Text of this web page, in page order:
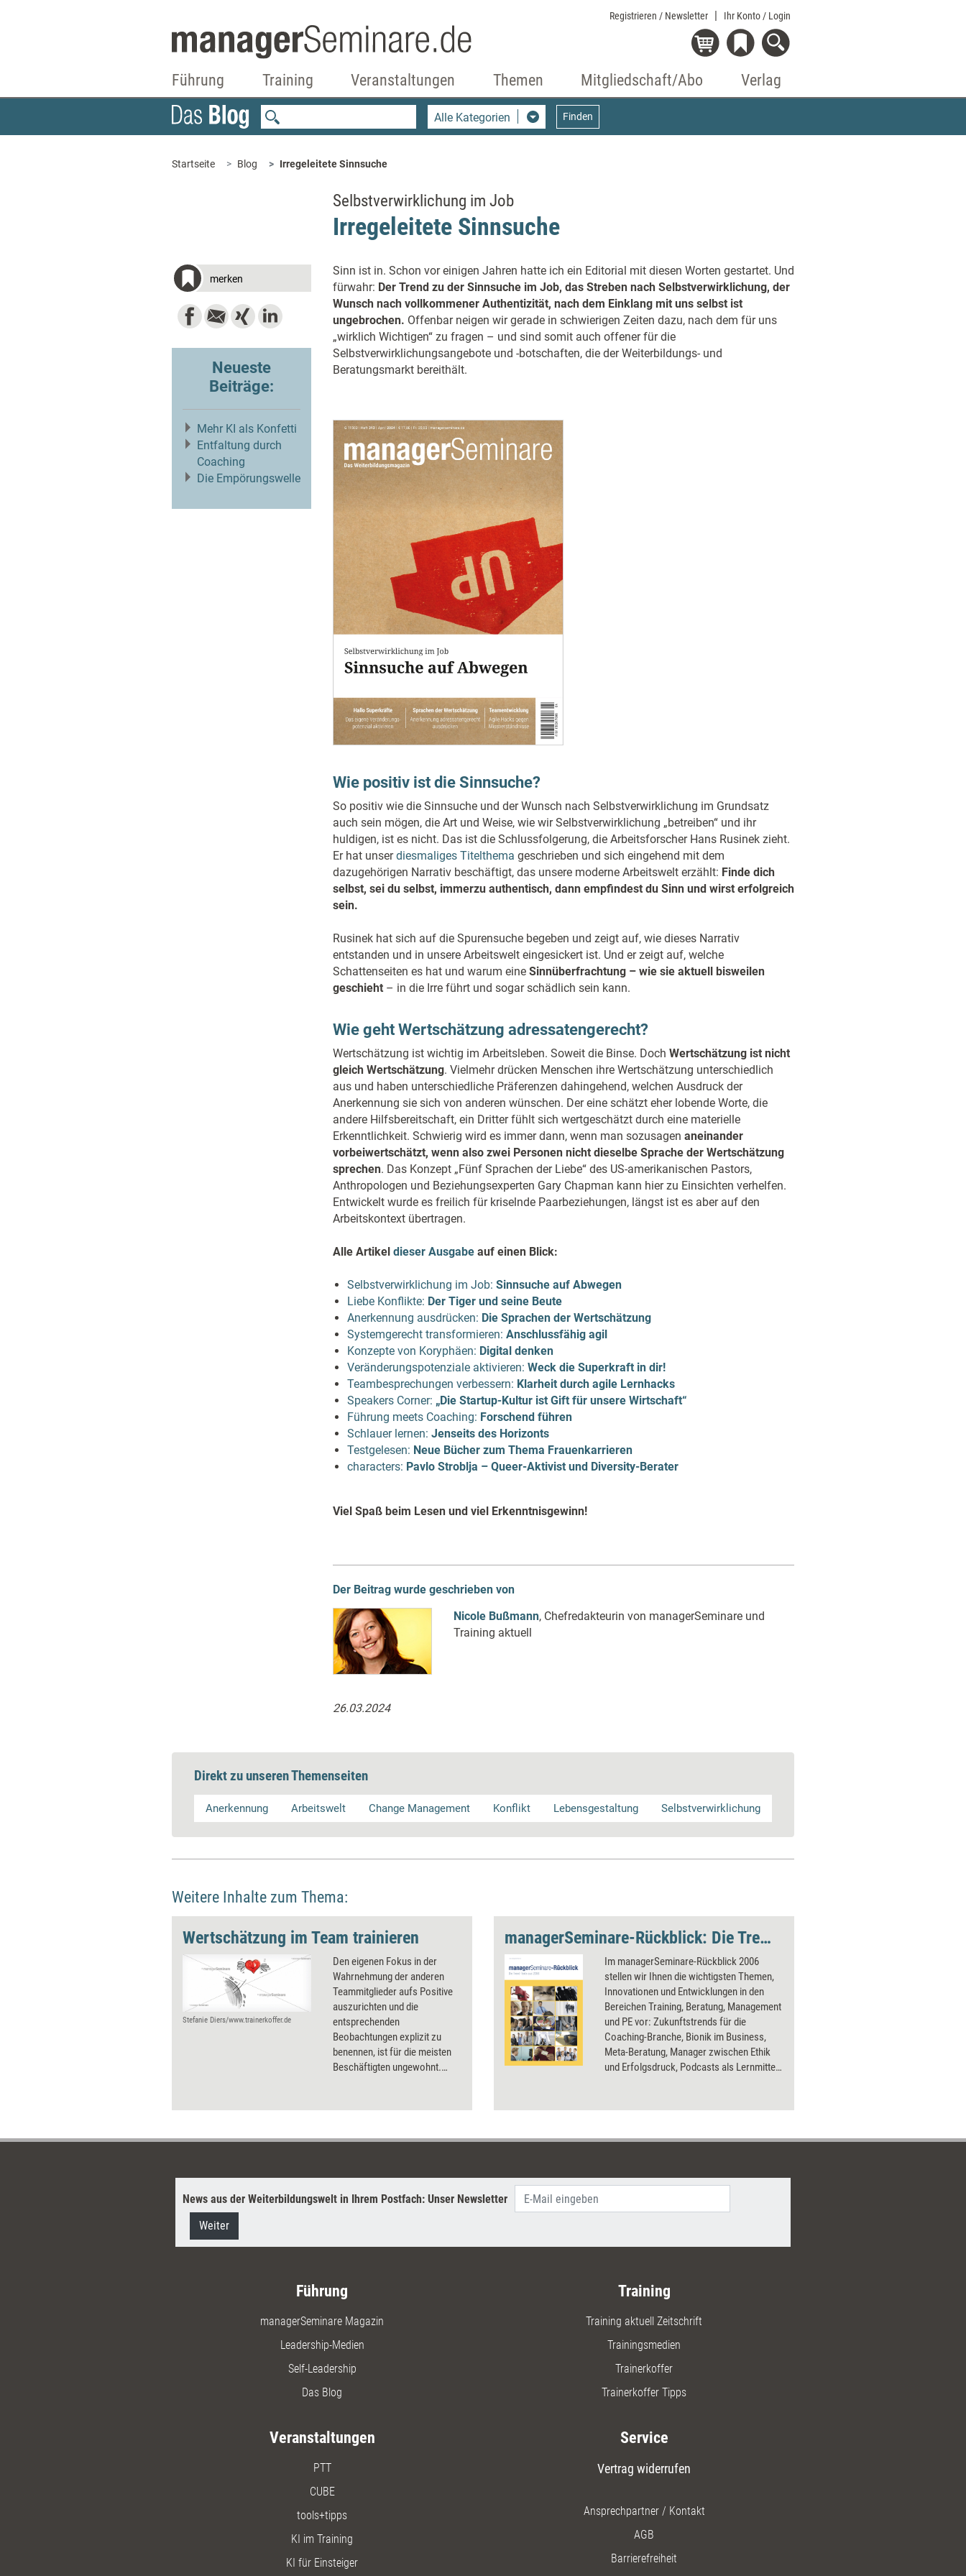
Registrieren / Newsletter Ihr Konto / Login
Führung Training Veranstaltungen Themen Mitgliedschaft/Abo Verlag
Alle Kategorien Finden
Startseite Blog Irregeleitete Sinnsuche
Selbstverwirklichung im Job
Irregeleitete Sinnsuche
merken
Neueste
Beiträge:
Mehr KI als Konfetti
Entfaltung durch
Coaching
Die Empörungswelle
Sinn ist in. Schon vor einigen Jahren hatte ich ein Editorial mit diesen Worten gestartet. Und
fürwahr: Der Trend zu der Sinnsuche im Job, das Streben nach Selbstverwirklichung, der
Wunsch nach vollkommener Authentizität, nach dem Einklang mit uns selbst ist
ungebrochen. Offenbar neigen wir gerade in schwierigen Zeiten dazu, nach dem für uns
„wirklich Wichtigen“ zu fragen – und sind somit auch offener für die
Selbstverwirklichungsangebote und -botschaften, die der Weiterbildungs- und
Beratungsmarkt bereithält.
Wie positiv ist die Sinnsuche?
So positiv wie die Sinnsuche und der Wunsch nach Selbstverwirklichung im Grundsatz
auch sein mögen, die Art und Weise, wie wir Selbstverwirklichung „betreiben“ und ihr
huldigen, ist es nicht. Das ist die Schlussfolgerung, die Arbeitsforscher Hans Rusinek zieht.
Er hat unserdiesmaliges Titelthema geschrieben und sich eingehend mit dem
dazugehörigen Narrativ beschäftigt, das unsere moderne Arbeitswelt erzählt: Finde dich
selbst, sei du selbst, immerzu authentisch, dann empfindest du Sinn und wirst erfolgreich
sein.
Rusinek hat sich auf die Spurensuche begeben und zeigt auf, wie dieses Narrativ
entstanden und in unsere Arbeitswelt eingesickert ist. Und er zeigt auf, welche
Schattenseiten es hat und warum eine Sinnüberfrachtung – wie sie aktuell bisweilen
geschieht – in die Irre führt und sogar schädlich sein kann.
Wie geht Wertschätzung adressatengerecht?
Wertschätzung ist wichtig im Arbeitsleben. Soweit die Binse. Doch Wertschätzung ist nicht
gleich Wertschätzung. Vielmehr drücken Menschen ihre Wertschätzung unterschiedlich
aus und haben unterschiedliche Präferenzen dahingehend, welchen Ausdruck der
Anerkennung sie sich von anderen wünschen. Der eine schätzt eher lobende Worte, die
andere Hilfsbereitschaft, ein Dritter fühlt sich wertgeschätzt durch eine materielle
Erkenntlichkeit. Schwierig wird es immer dann, wenn man sozusagen aneinander
vorbeiwertschätzt, wenn also zwei Personen nicht dieselbe Sprache der Wertschätzung
sprechen. Das Konzept „Fünf Sprachen der Liebe“ des US-amerikanischen Pastors,
Anthropologen und Beziehungsexperten Gary Chapman kann hier zu Einsichten verhelfen.
Entwickelt wurde es freilich für kriselnde Paarbeziehungen, längst ist es aber auf den
Arbeitskontext übertragen.
Alle Artikel dieser Ausgabe auf einen Blick:
Selbstverwirklichung im Job: Sinnsuche auf Abwegen
Liebe Konflikte: Der Tiger und seine Beute
Anerkennung ausdrücken: Die Sprachen der Wertschätzung
Systemgerecht transformieren: Anschlussfähig agil
Konzepte von Koryphäen: Digital denken
Veränderungspotenziale aktivieren: Weck die Superkraft in dir!
Teambesprechungen verbessern: Klarheit durch agile Lernhacks
Speakers Corner: „Die Startup-Kultur ist Gift für unsere Wirtschaft“
Führung meets Coaching: Forschend führen
Schlauer lernen: Jenseits des Horizonts
Testgelesen: Neue Bücher zum Thema Frauenkarrieren
characters: Pavlo Stroblja – Queer-Aktivist und Diversity-Berater
Viel Spaß beim Lesen und viel Erkenntnisgewinn!
Der Beitrag wurde geschrieben von
Nicole Bußmann, Chefredakteurin von managerSeminare und
Training aktuell
26.03.2024
Direkt zu unseren Themenseiten
Anerkennung Arbeitswelt Change Management Konflikt Lebensgestaltung Selbstverwirklichung
Weitere Inhalte zum Thema:
Wertschätzung im Team trainieren
Stefanie Diers/www.trainerkoffer.de
Den eigenen Fokus in der
Wahrnehmung der anderen
Teammitglieder aufs Positive
auszurichten und die
entsprechenden
Beobachtungen explizit zu
benennen, ist für die meisten
Beschäftigten ungewohnt.
gegenseitigen Wertschätzung
managerSeminare-Rückblick: Die Trend-Texte aus 2006
Im managerSeminare-Rückblick 2006
stellen wir Ihnen die wichtigsten Themen,
Innovationen und Entwicklungen in den
Bereichen Training, Beratung, Management
und PE vor: Zukunftstrends für die
Coaching-Branche, Bionik im Business,
Meta-Beratung, Manager zwischen Ethik
und Erfolgsdruck, Podcasts als Lernmittel,
Beratungsmarkt China, das Allgemeine
Business, Chief Learning Officer,
Personalentwicklung und
News aus der Weiterbildungswelt in Ihrem Postfach: Unser Newsletter
Weiter
Führung
managerSeminare Magazin
Leadership-Medien
Self-Leadership
Das Blog
Training
Training aktuell Zeitschrift
Trainingsmedien
Trainerkoffer
Trainerkoffer Tipps
Veranstaltungen
PTT
CUBE
tools+tipps
KI im Training
KI für Einsteiger
Service
Vertrag widerrufen
Ansprechpartner / Kontakt
AGB
Barrierefreiheit